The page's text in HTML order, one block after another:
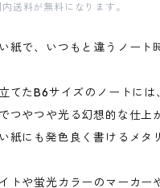
送料が無料になります。
紙で、いつもと違うノー
てたB6サイズのノートに
つやつや光る幻想的な仕上
紙にも発色良く書けるメタ
トや蛍光カラーのマーカー